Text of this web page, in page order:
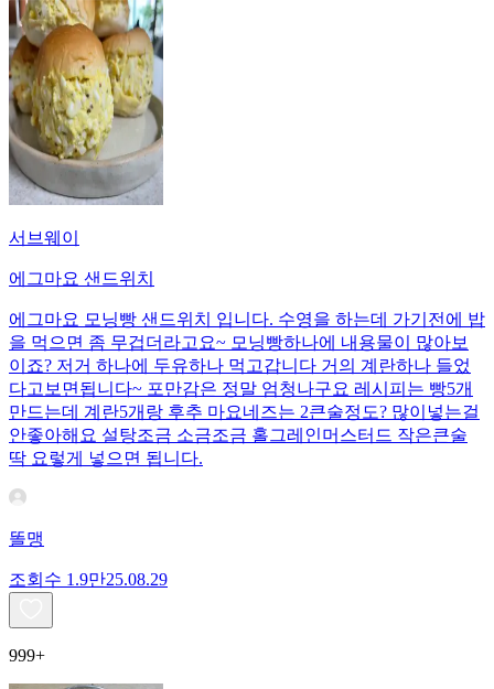
서브웨이
에그마요 샌드위치
에그마요 모닝빵 샌드위치 입니다. 수영을 하는데 가기전에 밥
을 먹으면 좀 무겁더라고요~ 모닝빵하나에 내용물이 많아보
이죠? 저거 하나에 두유하나 먹고갑니다 거의 계란하나 들었
다고보면됩니다~ 포만감은 정말 엄청나구요 레시피는 빵5개
만드는데 계란5개랑 후추 마요네즈는 2큰술정도? 많이넣는걸
안좋아해요 설탕조금 소금조금 홀그레인머스터드 작은큰술
딱 요렇게 넣으면 됩니다.
똘맹
조회수 1.9만25.08.29
999+